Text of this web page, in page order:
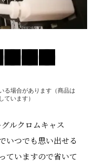
る場合があります（商品は
ています）
ルクロムキャス
いつでも思い出せる
ていますので省いて